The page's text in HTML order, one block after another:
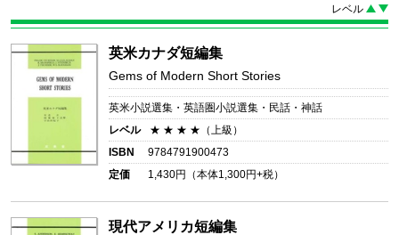
レベル
英米カナダ短編集
Gems of Modern Short Stories
英米小説選集・英語圏小説選集・民話・神話
レベル
★ ★ ★ ★（上級）
ISBN
9784791900473
定価
1,430円（本体1,300円+税）
現代アメリカ短編集